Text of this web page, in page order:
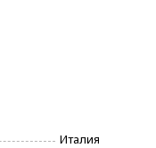
Италия